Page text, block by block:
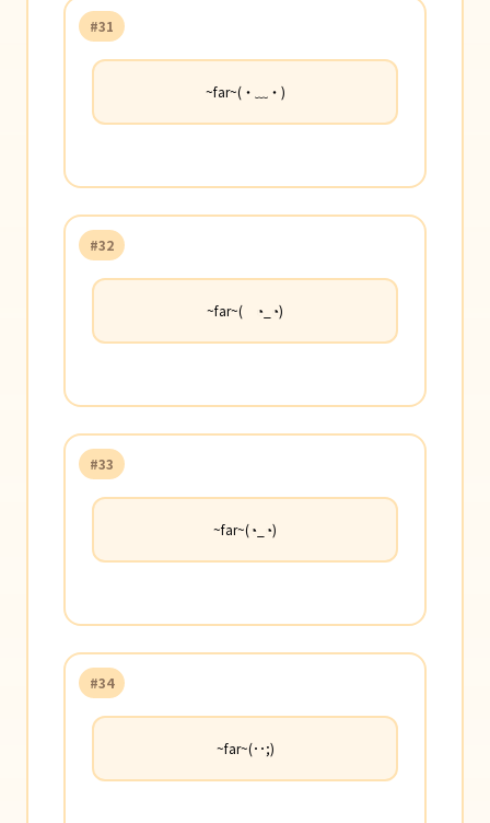
#31
~far~(・﹏・)
#32
~far~( ◔_◔)
#33
~far~(◔_◔)
#34
~far~(･･;)